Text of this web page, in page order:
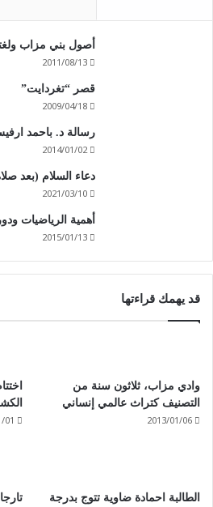
أصول بني مزاب
2011/08/13
قصر “تغردايت”
2009/04/18
رسالة د. باحمد
2014/01/02
دعاء السلام (بعد
2021/03/10
أهمية الرياضيات
2015/01/13
قد يهمك قراءتها
وادي مزاب، ثلاثون سنة من
التصنيف كتراث عالمي إنساني
2013/01/06
01
الطالبة احمادة ضاوية تتوج بدرجة